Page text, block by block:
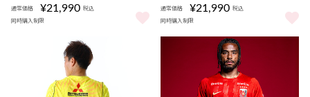
通常価格 ¥21,990 税込
同時購入制限
通常価格 ¥21,990 税込
同時購入制限